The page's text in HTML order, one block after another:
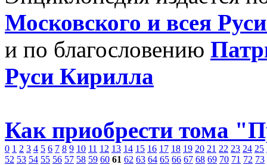
Московского и всея
и по благословению
Руси Кирилла
Как приобрести тома
0 1 2 3 4 5 6 7 8 9 10 11 12 13 14 15 16 17 18 19 20 21 22 23 24 25
52 53 54 55 56 57 58 59 60 61 62 63 64 65 66 67 68 69 70 71 72 73